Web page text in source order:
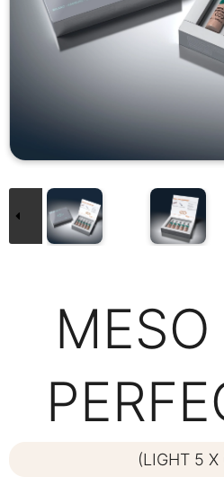
(LIGHT 5